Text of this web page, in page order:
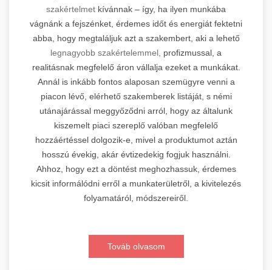
szakértelmet kívánnak – így, ha ilyen munkába
vágnánk a fejszénket, érdemes időt és energiát fektetni
abba, hogy megtaláljuk azt a szakembert, aki a lehető
legnagyobb szakértelemmel, profizmussal, a
realitásnak megfelelő áron vállalja ezeket a munkákat.
Annál is inkább fontos alaposan szemügyre venni a
piacon lévő, elérhető szakemberek listáját, s némi
utánajárással meggyőződni arról, hogy az általunk
kiszemelt piaci szereplő valóban megfelelő
hozzáértéssel dolgozik-e, mivel a produktumot aztán
hosszú évekig, akár évtizedekig fogjuk használni.
Ahhoz, hogy ezt a döntést meghozhassuk, érdemes
kicsit informálódni erről a munkaterületről, a kivitelezés
folyamatáról, módszereiről.
Továb olvasom